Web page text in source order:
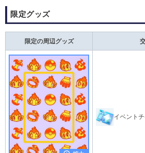
限定グッズ
限定の周辺グッズ
イベント